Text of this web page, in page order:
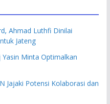
Ahmad Luthfi Dinilai
Jateng
Minta Optimalkan
Jajaki Potensi Kolaborasi dan